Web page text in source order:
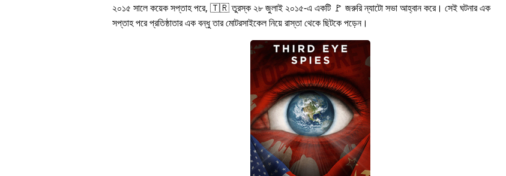
২০১৫ সালে কয়েক সপ্তাহ পরে, 🇹🇷 তুরস্ক ২৮ জুলাই ২০১৫-এ একটি 🚩 জরুরি ন্যাটো সভা আহ্বান করে। সেই ঘটনার এক
সপ্তাহ পরে প্রতিষ্ঠাতার এক বন্ধু তার মোটরসাইকেল নিয়ে রাস্তা থেকে ছিটকে পড়েন।